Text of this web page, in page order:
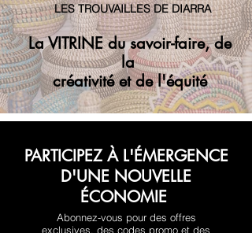
LES TROUVAILLES DE DIARRA
La VITRINE du savoir-faire, de
la
créativité et de l'équité
PARTICIPEZ À L'ÉMERGENCE
D'UNE NOUVELLE
ÉCONOMIE
Abonnez-vous pour des offres
exclusives, des codes promo et des